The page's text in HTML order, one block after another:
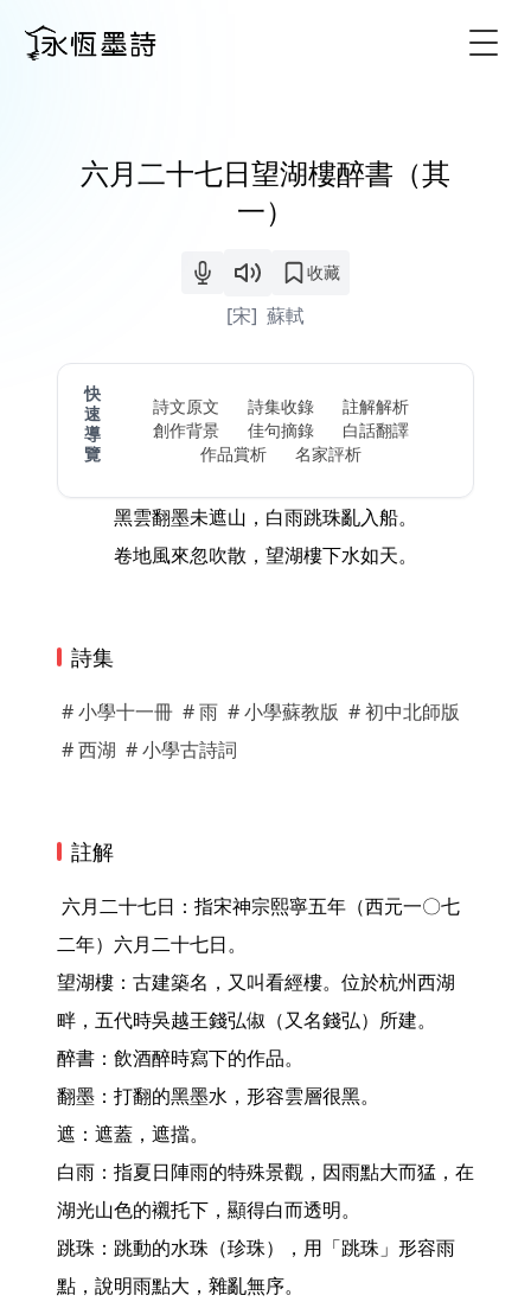
六月二十七日望湖樓醉書（其
一）
收藏
[宋] 蘇軾
快
速
導
覽
詩文原文 詩集收錄
註解解析
創作背景
佳句摘錄
白話翻譯
作品賞析
名家評析
黑雲翻墨未遮山，白雨跳珠亂入船。
卷地風來忽吹散，望湖樓下水如天。
詩集
# 小學十一冊 # 雨 # 小學蘇教版 # 初中北師版
# 西湖 # 小學古詩詞
註解
二年）六月二十七日。
望湖樓：古建築名，又叫看經樓。位於杭州西湖
畔，五代時吳越王錢弘俶（又名錢弘）所建。
醉書：飲酒醉時寫下的作品。
翻墨：打翻的黑墨水，形容雲層很黑。
遮：遮蓋，遮擋。
白雨：指夏日陣雨的特殊景觀，因雨點大而猛，在
湖光山色的襯托下，顯得白而透明。
跳珠：跳動的水珠（珍珠），用「跳珠」形容雨
點，說明雨點大，雜亂無序。